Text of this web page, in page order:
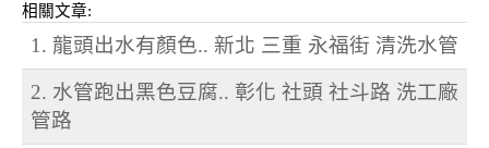
相關文章:
1. 龍頭出水有顏色.. 新北 三重 永福街 清洗水管
2. 水管跑出黑色豆腐.. 彰化 社頭 社斗路 洗工廠
管路